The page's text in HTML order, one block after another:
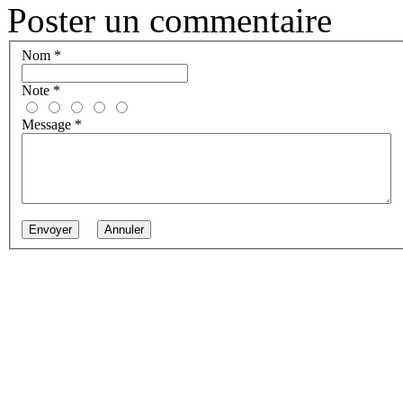
Poster un commentaire
Nom *
Note *
Message *